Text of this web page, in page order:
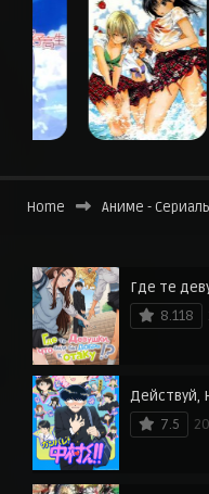
Home Аниме -
8.118
Действуй,
7.5